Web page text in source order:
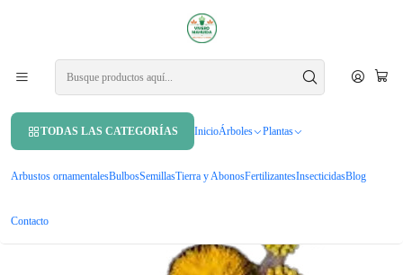
TODAS LAS CATEGORÍAS InicioÁrboles Plantas
Arbustos ornamentalesBulbosSemillasTierra y AbonosFertilizantesInsecticidasBlog
Contacto
APROVECHA UN 10% DE DCTO. EN TU PRIMERA COMPRA USANDO
Inicio Árboles
Espino Chileno Grande Arbusto Nativo Ornamental Acacia
Caven